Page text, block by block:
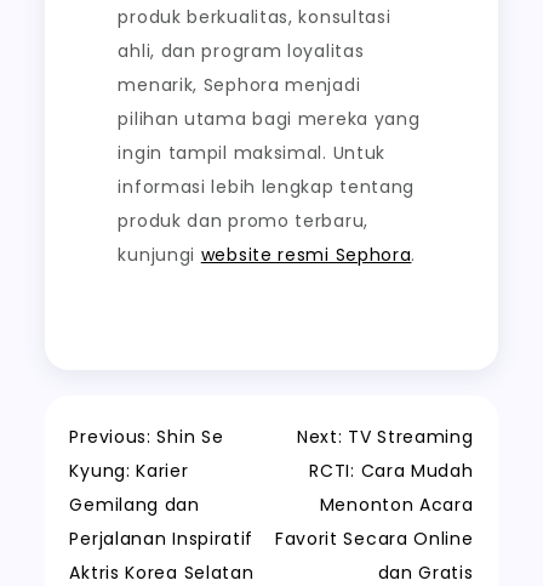
produk berkualitas, konsultasi
ahli, dan program loyalitas
menarik, Sephora menjadi
pilihan utama bagi mereka yang
ingin tampil maksimal. Untuk
informasi lebih lengkap tentang
produk dan promo terbaru,
kunjungi website resmi Sephora.
Post
navigation
Previous: Shin Se
Kyung: Karier
Gemilang dan
Perjalanan Inspiratif
Aktris Korea Selatan
Next: TV Streaming
RCTI: Cara Mudah
Menonton Acara
Favorit Secara Online
dan Gratis